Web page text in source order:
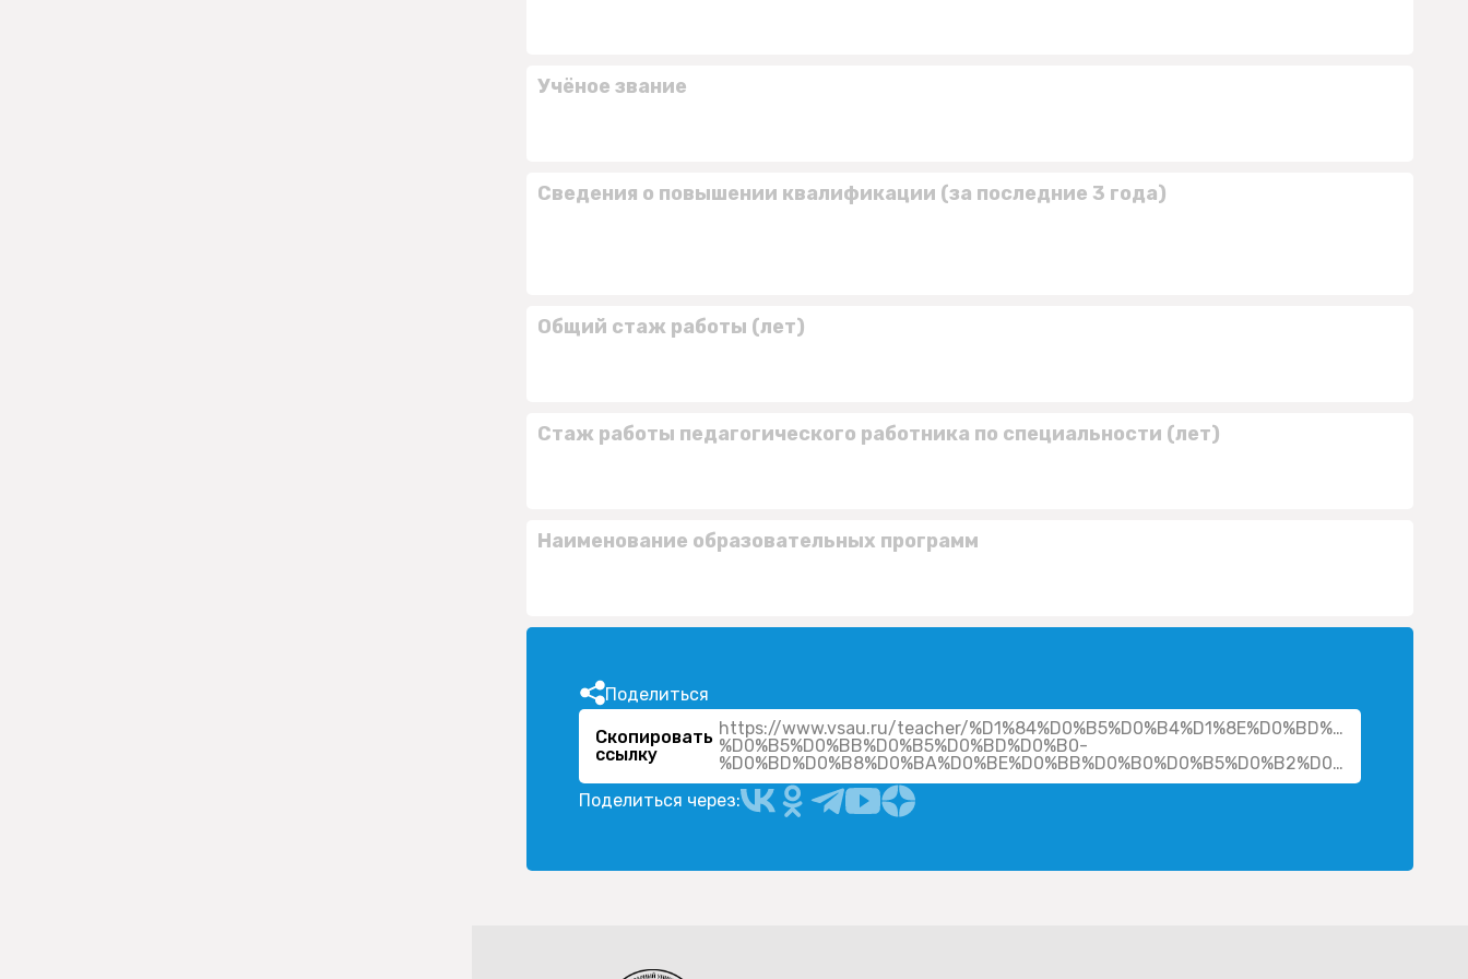
Учёное звание
Сведения о повышении квалификации (за последние 3 года)
Общий стаж работы (лет)
Стаж работы педагогического работника по специальности (лет)
Наименование образовательных программ
Поделиться
Скопировать
ссылку
https://www.vsau.ru/teacher/
%D0%B5%D0%BB%D0%B5%D0%BD%D0%B0-
%D0%BD%D0%B8%D0%BA%D0%BE%D0%BB%D0%B0%D0%B5%D0%B2%D0%BD%D0%B0/
Поделиться через: